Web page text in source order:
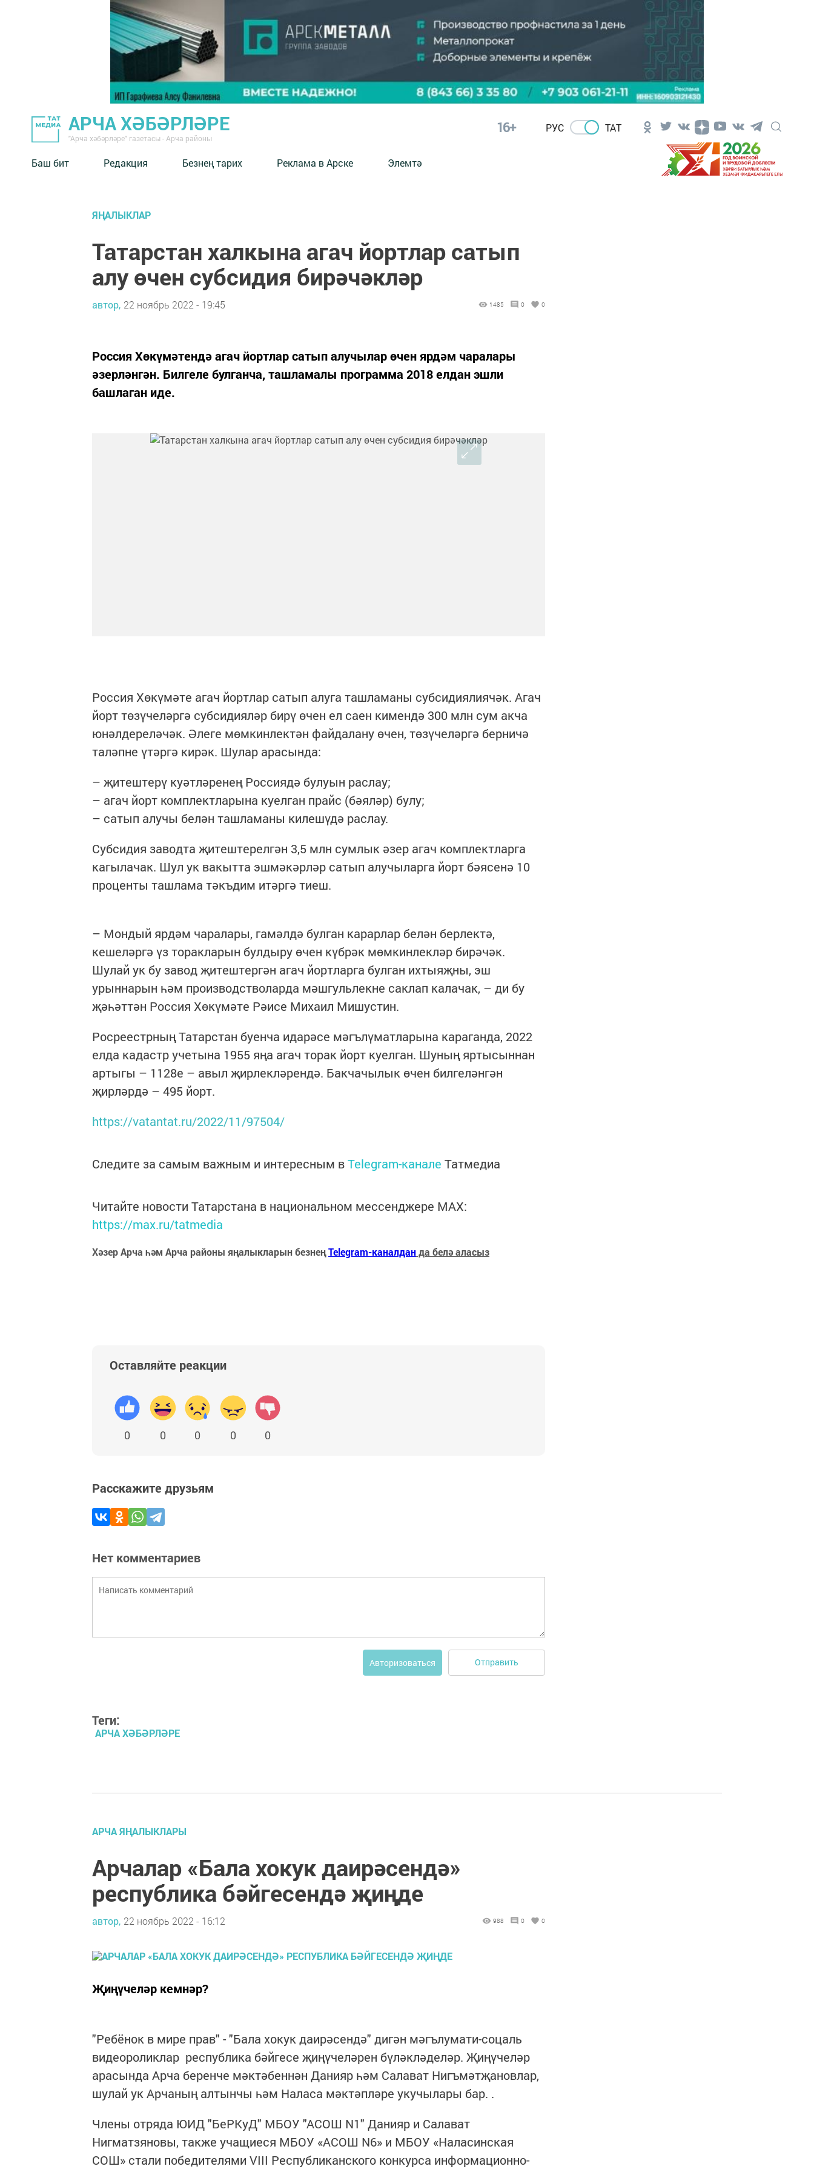
АРЧА ХӘБӘРЛӘРЕ
"Арча хәбәрләре" газетасы - Арча районы
16+ РУС ТАТ
Баш бит Редакция Безнең тарих Реклама в Арске Элемтә
ЯҢАЛЫКЛАР
Татарстан халкына агач йортлар сатып
алу өчен субсидия бирәчәкләр
автор, 22 ноябрь 2022 - 19:45 1485 0 0
Россия Хөкүмәтендә агач йортлар сатып алучылар өчен ярдәм чаралары
әзерләнгән. Билгеле булганча, ташламалы программа 2018 елдан эшли
башлаган иде.
Россия Хөкүмәте агач йортлар сатып алуга ташламаны субсидиялиячәк. Агач
йорт төзүчеләргә субсидияләр бирү өчен ел саен кимендә 300 млн сум акча
юнәлдереләчәк. Әлеге мөмкинлектән файдалану өчен, төзүчеләргә берничә
таләпне үтәргә кирәк. Шулар арасында:
– җитештерү куәтләренең Россиядә булуын раслау;
– агач йорт комплектларына куелган прайс (бәяләр) булу;
– сатып алучы белән ташламаны килешүдә раслау.
Субсидия заводта җитештерелгән 3,5 млн сумлык әзер агач комплектларга
кагылачак. Шул ук вакытта эшмәкәрләр сатып алучыларга йорт бәясенә 10
проценты ташлама тәкъдим итәргә тиеш.
– Мондый ярдәм чаралары, гамәлдә булган карарлар белән берлектә,
кешеләргә үз торакларын булдыру өчен күбрәк мөмкинлекләр бирәчәк.
Шулай ук бу завод җитештергән агач йортларга булган ихтыяҗны, эш
урыннарын һәм производстволарда мәшгульлекне саклап калачак, – ди бу
җәһәттән Россия Хөкүмәте Рәисе Михаил Мишустин.
Росреестрның Татарстан буенча идарәсе мәгълүматларына караганда, 2022
елда кадастр учетына 1955 яңа агач торак йорт куелган. Шуның яртысыннан
артыгы – 1128е – авыл җирлекләрендә. Бакчачылык өчен билгеләнгән
җирләрдә – 495 йорт.
https://vatantat.ru/2022/11/97504/
Следите за самым важным и интересным вTelegram-канале Татмедиа
Читайте новости Татарстана в национальном мессенджере MАХ:
https://max.ru/tatmedia
Хәзер Арча һәм Арча районы яңалыкларын безнеңTelegram-каналданда белә аласыз
Оставляйте реакции
0 0 0 0 0
Расскажите друзьям
Нет комментариев
Авторизоваться Отправить
Теги:
АРЧА ХӘБӘРЛӘРЕ
АРЧА ЯҢАЛЫКЛАРЫ
Арчалар «Бала хокук даирәсендә»
республика бәйгесендә җиңде
автор, 22 ноябрь 2022 - 16:12 988 0 0
Җиңүчеләр кемнәр?
"Ребёнок в мире прав" - "Бала хокук даирәсендә" дигән мәгълумати-соцаль
видеороликлар республика бәйгесе җиңүчеләрен бүләкләделәр. Җиңүчеләр
арасында Арча беренче мәктәбеннән Данияр һәм Салават Нигъмәтҗановлар,
шулай ук Арчаның алтынчы һәм Наласа мәктәпләре укучылары бар. .
Члены отряда ЮИД "БеРКуД" МБОУ "АСОШ N1" Данияр и Салават
Нигматзяновы, также учащиеся МБОУ «АСОШ N6» и МБОУ «Наласинская
СОШ» стали победителями VIII Республиканского конкурса информационно-